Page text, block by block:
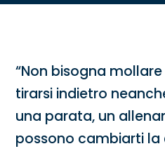
“Non bisogna
tirarsi indietro
una parata, un
possono cambiarti la